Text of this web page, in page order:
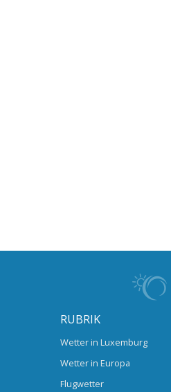
RUBRIK
Wetter in Luxemburg
Wetter in Europa
Flugwetter